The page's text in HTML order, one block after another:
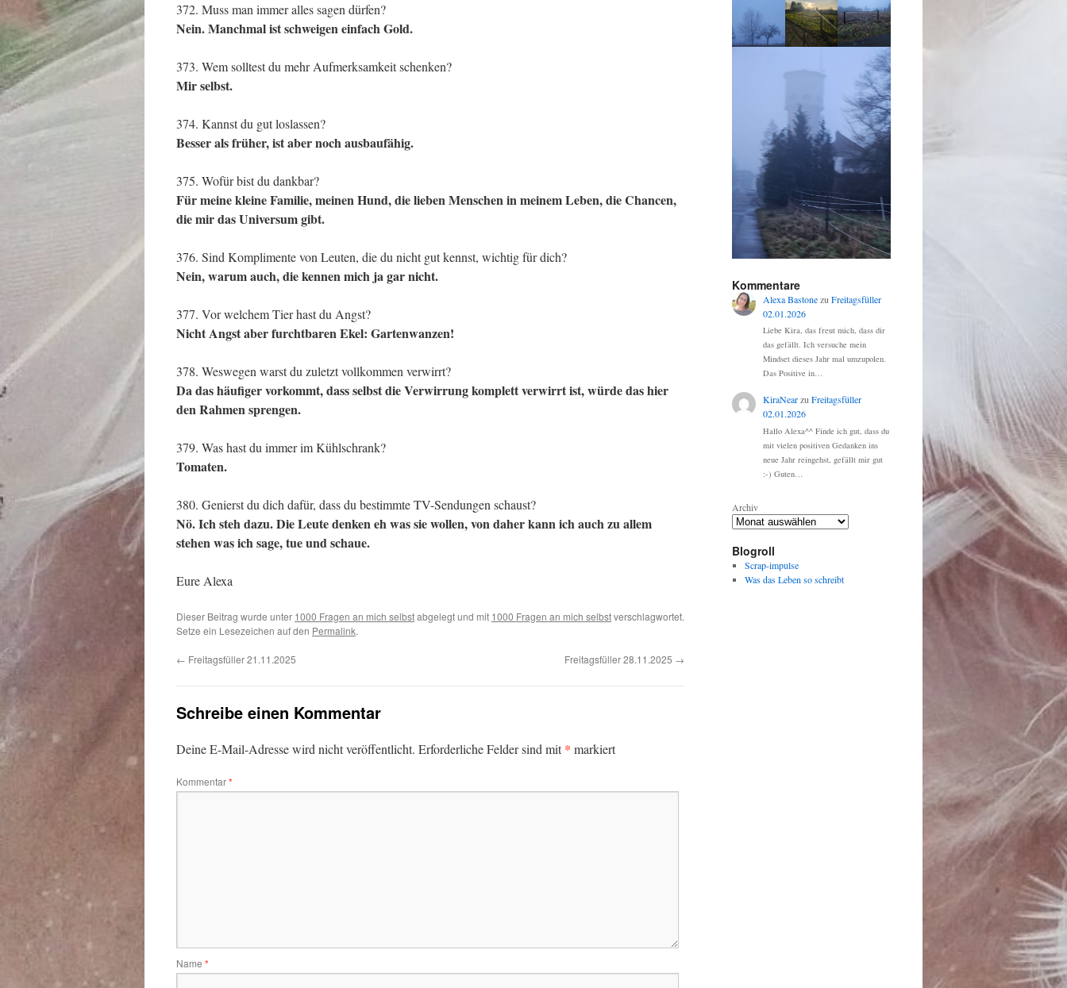
372. Muss man immer alles sagen dürfen?
Nein. Manchmal ist schweigen einfach Gold.
373. Wem solltest du mehr Aufmerksamkeit schenken?
Mir selbst.
374. Kannst du gut loslassen?
Besser als früher, ist aber noch ausbaufähig.
375. Wofür bist du dankbar?
Für meine kleine Familie, meinen Hund, die lieben Menschen in meinem Leben, die Chancen,
die mir das Universum gibt.
376. Sind Komplimente von Leuten, die du nicht gut kennst, wichtig für dich?
Nein, warum auch, die kennen mich ja gar nicht.
377. Vor welchem Tier hast du Angst?
Nicht Angst aber furchtbaren Ekel: Gartenwanzen!
378. Weswegen warst du zuletzt vollkommen verwirrt?
Da das häufiger vorkommt, dass selbst die Verwirrung komplett verwirrt ist, würde das hier
den Rahmen sprengen.
379. Was hast du immer im Kühlschrank?
Tomaten.
380. Genierst du dich dafür, dass du bestimmte TV-Sendungen schaust?
Nö. Ich steh dazu. Die Leute denken eh was sie wollen, von daher kann ich auch zu allem
stehen was ich sage, tue und schaue.
Eure Alexa
Dieser Beitrag wurde unter 1000 Fragen an mich selbstabgelegt und mit 1000 Fragen an mich selbstverschlagwortet.
Setze ein Lesezeichen auf den Permalink.
← Freitagsfüller 21.11.2025 Freitagsfüller 28.11.2025 →
Schreibe einen Kommentar
Deine E-Mail-Adresse wird nicht veröffentlicht. Erforderliche Felder sind mit* markiert
Kommentar*
Name *
Kommentare
Alexa Bastonezu Freitagsfüller
02.01.2026
Liebe Kira, das freut mich, dass dir
das gefällt. Ich versuche mein
Mindset dieses Jahr mal umzupolen.
Das Positive in…
KiraNearzu Freitagsfüller
02.01.2026
Hallo Alexa^^ Finde ich gut, dass du
mit vielen positiven Gedanken ins
neue Jahr reingehst, gefällt mir gut
:-) Guten…
Archiv
Blogroll
Scrap-impulse
Was das Leben so schreibt